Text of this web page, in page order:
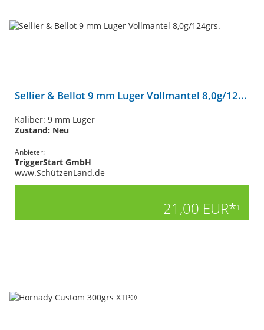
Sellier & Bellot 9 mm Luger Vollmantel 8,0g/12...
Kaliber: 9 mm Luger
Zustand: Neu
Anbieter:
TriggerStart GmbH
www.SchützenLand.de
21,00 EUR*1